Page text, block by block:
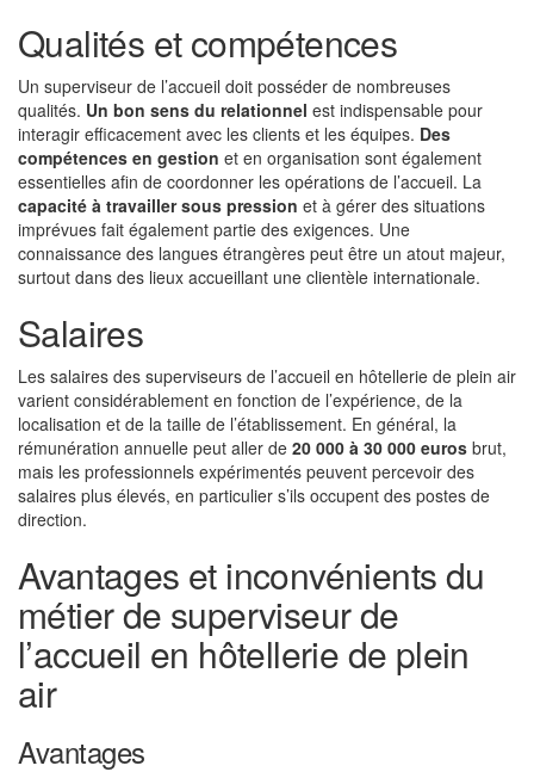
Qualités et compétences
Un superviseur de l’accueil doit posséder de nombreuses
qualités. Un bon sens du relationnel est indispensable pour
interagir efficacement avec les clients et les équipes. Des
compétences en gestion et en organisation sont également
essentielles afin de coordonner les opérations de l’accueil. La
capacité à travailler sous pression et à gérer des situations
imprévues fait également partie des exigences. Une
connaissance des langues étrangères peut être un atout majeur,
surtout dans des lieux accueillant une clientèle internationale.
Salaires
Les salaires des superviseurs de l’accueil en hôtellerie de plein air
varient considérablement en fonction de l’expérience, de la
localisation et de la taille de l’établissement. En général, la
rémunération annuelle peut aller de 20 000 à 30 000 euros brut,
mais les professionnels expérimentés peuvent percevoir des
salaires plus élevés, en particulier s’ils occupent des postes de
direction.
Avantages et inconvénients du
métier de superviseur de
l’accueil en hôtellerie de plein
air
Avantages